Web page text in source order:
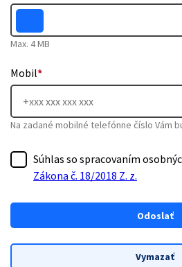
Max. 4 MB
Mobil*
Na zadané mobilné telefónne číslo Vám
Súhlas so spracovaním
Zákona č. 18/2018 Z. z.